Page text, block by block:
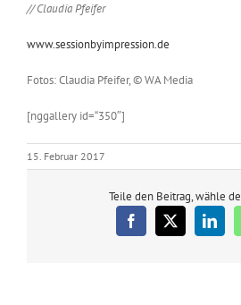
// Claudia Pfeifer
www.sessionbyimpression.de
Fotos: Claudia Pfeifer, © WA Media
[nggallery id=“350″]
15. Februar 2017
Teile den Beitrag, wähle
Facebook
X